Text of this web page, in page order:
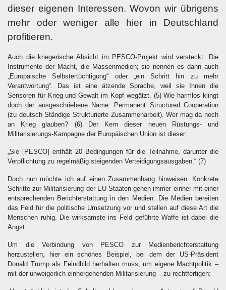
dieser eigenen Interessen. Wovon wir übrigens
mehr oder weniger alle hier in Deutschland
profitieren.
Auch die kriegerische Absicht im PESCO-Projekt wird versteckt. Die
Instrumente der Macht, die Massenmedien; sie nennen es dann auch
„Europäische Selbstertüchtigung“ oder „ein Schritt hin zu mehr
Verantwortung“. Das ist eine ätzende Sprache, weil sie Ihnen die
Sensoren für Krieg und Gewalt im Kopf wegätzt. (5)Wie harmlos klingt
doch der ausgeschriebene Name: Permanent Structured Cooperation
(zu deutsch Ständige Strukturierte Zusammenarbeit). Wer mag da noch
an Krieg glauben? (6)
Der Kern dieser neuen Rüstungs- und
Militarisierungs-Kampagne der Europäischen Union ist dieser:
„Sie [PESCO] enthält 20 Bedingungen für die Teilnahme, darunter die
Verpflichtung zu regelmäßig steigenden Verteidigungsausgaben.“ (7)
Doch nun möchte ich auf einen Zusammenhang hinweisen. Konkrete
Schritte zur Militarisierung der EU-Staaten gehen immer einher mit einer
entsprechenden Berichterstattung in den Medien. Die Medien bereiten
das Feld für die politische Umsetzung vor und stellen auf diese Art die
Menschen ruhig. Die wirksamste ins Feld geführte Waffe ist dabei die
Angst.
Um die Verbindung von PESCO zur Medienberichterstattung
herzustellen, hier ein schönes Beispiel, bei dem der US-Präsident
Donald Trump als Feindbild herhalten muss, um eigene Machtpolitik –
mit der unweigerlich einhergehenden Militarisierung – zu rechtfertigen: